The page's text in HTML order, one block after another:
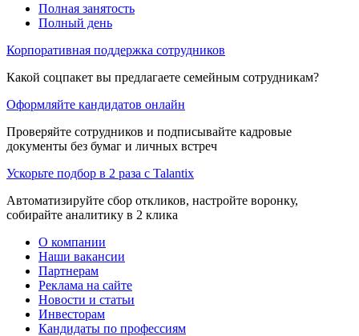
Полная занятость
Полный день
Корпоративная поддержка сотрудников
Какой соцпакет вы предлагаете семейным сотрудникам?
Оформляйте кандидатов онлайн
Проверяйте сотрудников и подписывайте кадровые
документы без бумаг и личных встреч
Ускорьте подбор в 2 раза с Talantix
Автоматизируйте сбор откликов, настройте воронку,
собирайте аналитику в 2 клика
О компании
Наши вакансии
Партнерам
Реклама на сайте
Новости и статьи
Инвесторам
Кандидаты по профессиям